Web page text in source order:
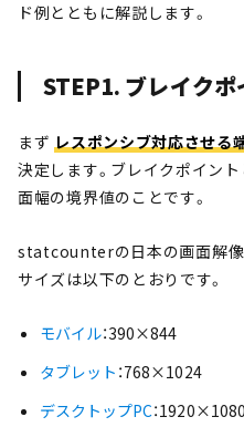
ド例とともに解説します。
STEP1. ブレイクポ
まずレスポンシブ対応させる
決定します。ブレイクポイン
面幅の境界値のことです。
statcounterの日本の画面解像
サイズは以下のとおりです。
モバイル：390×844
タブレット ：768×1024
デスクトップPC：1920×1080